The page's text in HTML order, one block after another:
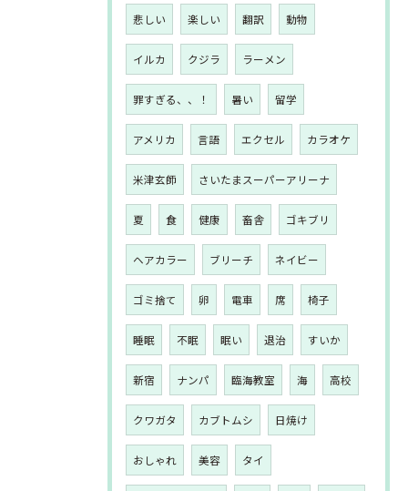
悲しい 楽しい 翻訳 動物
イルカ クジラ ラーメン
罪すぎる、、！ 暑い 留学
アメリカ 言語 エクセル カラオケ
米津玄師 さいたまスーパーアリーナ
夏 食 健康 畜舎 ゴキブリ
ヘアカラー ブリーチ ネイビー
ゴミ捨て 卵 電車 席 椅子
睡眠 不眠 眠い 退治 すいか
新宿 ナンパ 臨海教室 海 高校
クワガタ カブトムシ 日焼け
おしゃれ 美容 タイ